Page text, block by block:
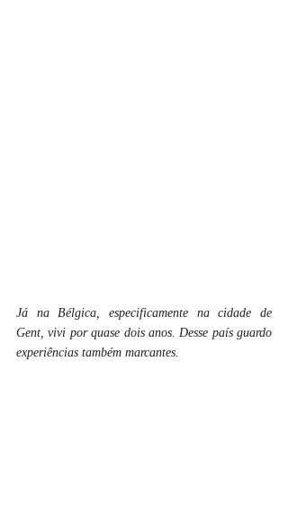
Já na Bélgica, especificamente na cidade de
Gent, vivi por quase dois anos. Desse país guardo
experiências também marcantes.